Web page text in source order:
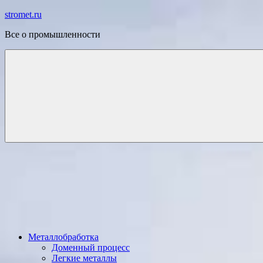
Перейти
содержимому
stromet.ru
Все о промышленности
Металлобработка
Доменный процесс
Легкие металлы